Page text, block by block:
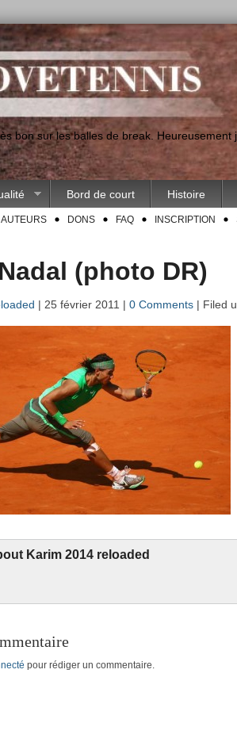
bon sur les balles de break.
Bord de court Histoire
AUTEURS DONS FAQ INSCRIPTION
(photo DR)
| 25 février 2011 | 0 Comments | Filed
Karim 2014 re­loaded
pour rédiger un commentaire.